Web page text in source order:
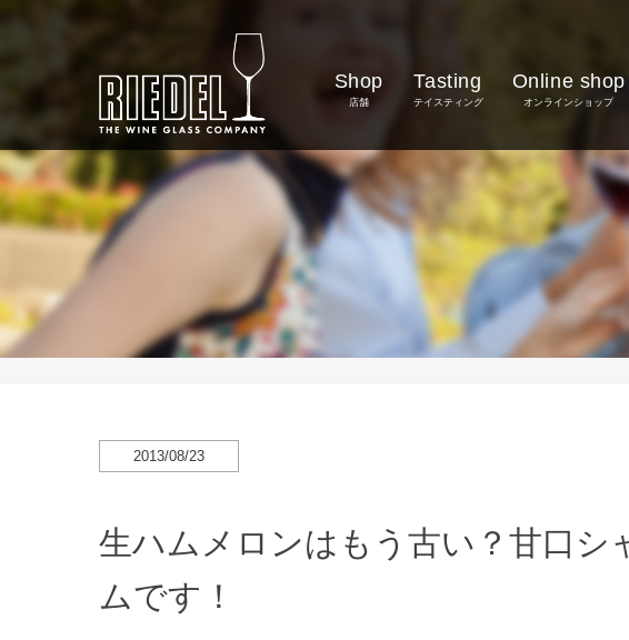
Shop
店舗
Tasting
テイスティング
Online shop
オンラインショップ
2013/08/23
生ハムメロンはもう古い？甘口シ
ムです！